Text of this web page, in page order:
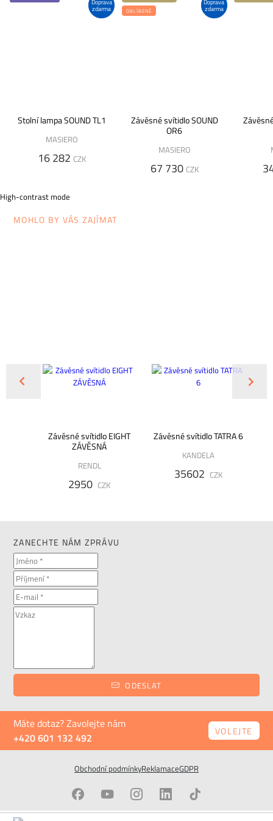
Doprava
zdarma
Stolní lampa SOUND TL1
MASIERO
16 282 CZK
Doprava
zdarma
OBLÍBENÉ
Závěsné svítidlo SOUND
OR6
MASIERO
67 730 CZK
High-contrast mode
MOHLO BY VÁS ZAJÍMAT
Závěsné svítidlo EIGHT
ZÁVĚSNÁ
RENDL
2950 CZK
Závěsné svítidlo TATRA 6
KANDELA
35602 CZK
ZANECHTE NÁM ZPRÁVU
ODESLAT
Máte dotaz? Zavolejte nám
+420 601 132 492
VOLEJTE
Obchodní podmínkyReklamaceGDPR